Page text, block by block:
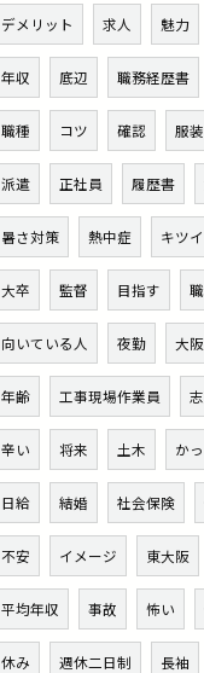
デメリット 求人 魅力
年収 底辺 職務経歴書
職種 コツ 確認 服装
派遣 正社員 履歴書
暑さ対策 熱中症 キツイ
大卒 監督 目指す
向いている人 夜勤 大阪
年齢 工事現場作業員
辛い 将来 土木 か
日給 結婚 社会保険
不安 イメージ 東大阪
平均年収 事故 怖い
休み 週休二日制 長袖